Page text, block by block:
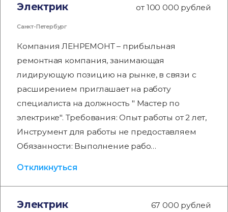
Электрик от 100 000 рублей
Санкт-Петербург
Компания ЛЕНРЕМОНТ – прибыльная
ремонтная компания, занимающая
лидирующую позицию на рынке, в связи с
расширением приглашает на работу
специалиста на должность " Мастер по
электрике". Требования: Опыт работы от 2 лет,
Инструмент для работы не предоставляем
Обязанности: Выполнение рабо…
Откликнуться
Электрик 67 000 рублей